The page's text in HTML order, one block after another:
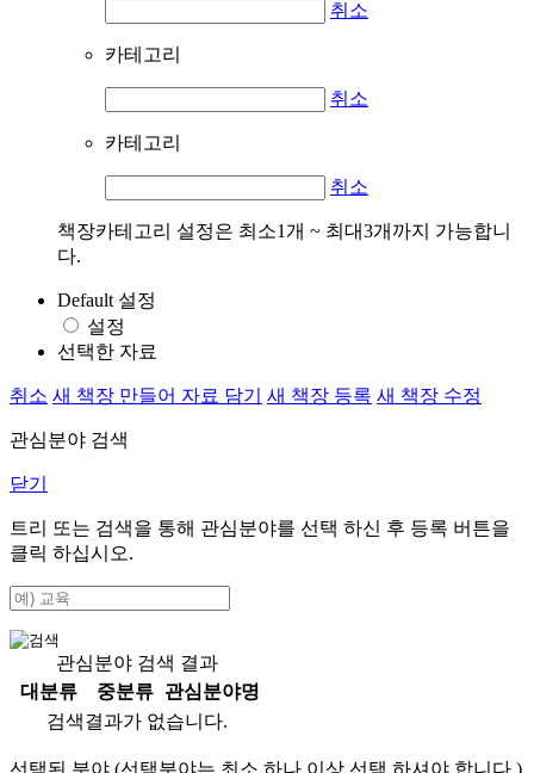
취소
카테고리
취소
카테고리
취소
책장카테고리 설정은 최소1개 ~ 최대3개까지 가능합니
다.
Default 설정
설정
선택한 자료
취소 새 책장 만들어 자료 담기 새 책장 등록 새 책장 수정
관심분야 검색
닫기
트리 또는 검색을 통해 관심분야를 선택 하신 후 등록 버튼을
클릭 하십시오.
관심분야 검색 결과
대분류
중분류
관심분야명
검색결과가 없습니다.